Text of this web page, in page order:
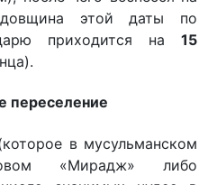
этой даты по
приходится на 15
переселение
в мусульманском
«Мирадж» либо